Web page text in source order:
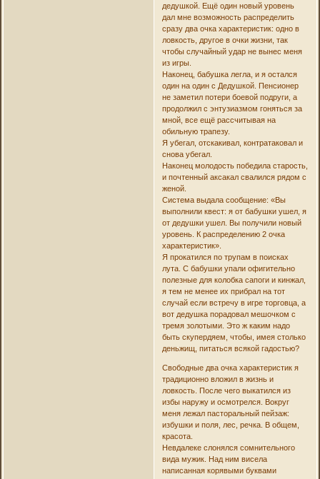
дедушкой. Ещё один новый уровень
дал мне возможность распределить
сразу два очка характеристик: одно в
ловкость, другое в очки жизни, так
чтобы случайный удар не вынес меня
из игры.
Наконец, бабушка легла, и я остался
один на один с Дедушкой. Пенсионер
не заметил потери боевой подруги, а
продолжил с энтузиазмом гоняться за
мной, все ещё рассчитывая на
обильную трапезу.
Я убегал, отскакивал, контратаковал и
снова убегал.
Наконец молодость победила старость,
и почтенный аксакал свалился рядом с
женой.
Система выдала сообщение: «Вы
выполнили квест: я от бабушки ушел, я
от дедушки ушел. Вы получили новый
уровень. К распределению 2 очка
характеристик».
Я прокатился по трупам в поисках
лута. С бабушки упали офигительно
полезные для колобка сапоги и кинжал,
я тем не менее их прибрал на тот
случай если встречу в игре торговца, а
вот дедушка порадовал мешочком с
тремя золотыми. Это ж каким надо
быть скупердяем, чтобы, имея столько
деньжищ, питаться всякой гадостью?
Свободные два очка характеристик я
традиционно вложил в жизнь и
ловкость. После чего выкатился из
избы наружу и осмотрелся. Вокруг
меня лежал пасторальный пейзаж:
избушки и поля, лес, речка. В общем,
красота.
Невдалеке слонялся сомнительного
вида мужик. Над ним висела
написанная корявыми буквами